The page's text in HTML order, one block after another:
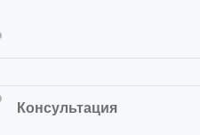
Консультация